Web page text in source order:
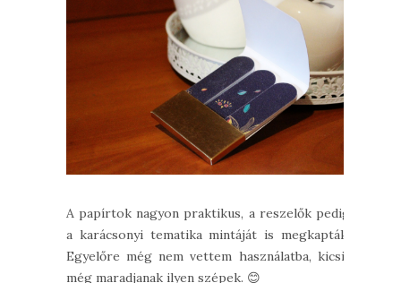
A papírtok nagyon praktikus, a reszelők pedig
a karácsonyi tematika mintáját is megkapták.
Egyelőre még nem vettem használatba, kicsit
még maradjanak ilyen szépek. 😊